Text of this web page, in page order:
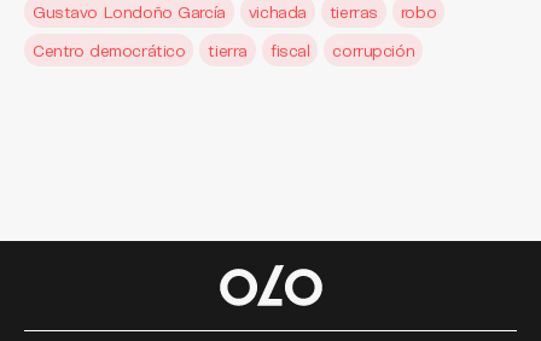
Gustavo Londoño García
vichada tierras
robo
Centro democrático
tierra fiscal corrupción